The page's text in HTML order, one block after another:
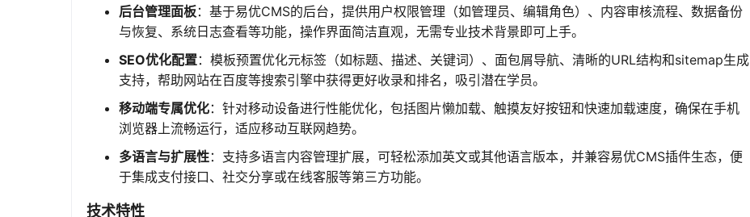
后台管理面板：基于易优CMS的后台，提供用户权限管理（如管理员、编辑角色）、内容审核流程、数据备份
与恢复、系统日志查看等功能，操作界面简洁直观，无需专业技术背景即可上手。
SEO优化配置：模板预置优化元标签（如标题、描述、关键词）、面包屑导航、清晰的URL结构和sitemap生成
支持，帮助网站在百度等搜索引擎中获得更好收录和排名，吸引潜在学员。
移动端专属优化：针对移动设备进行性能优化，包括图片懒加载、触摸友好按钮和快速加载速度，确保在手机
浏览器上流畅运行，适应移动互联网趋势。
多语言与扩展性：支持多语言内容管理扩展，可轻松添加英文或其他语言版本，并兼容易优CMS插件生态，便
于集成支付接口、社交分享或在线客服等第三方功能。
技术特性